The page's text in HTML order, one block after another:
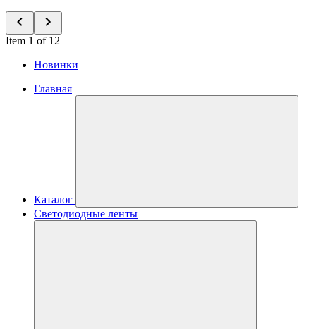
Item 1 of 12
Новинки
Главная
Каталог
Светодиодные ленты